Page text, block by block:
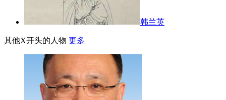
韩兰英
其他X开头的人物 更多